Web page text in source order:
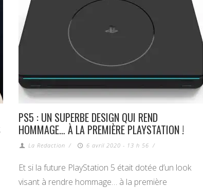
PS5 : UN SUPERBE DESIGN QUI REND
HOMMAGE… À LA PREMIÈRE PLAYSTATION !
La Redaction / 6 avril 2020 - 13 h 56 /
Et si la future PlayStation 5 était dotée d’un look
visant à rendre hommage… à la première